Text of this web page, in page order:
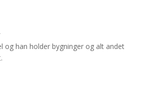
og han holder bygninger og alt andet